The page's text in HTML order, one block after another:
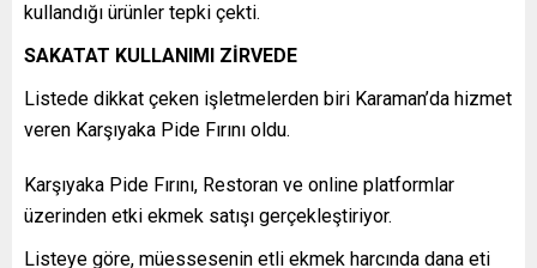
kullandığı ürünler tepki çekti.
SAKATAT KULLANIMI ZİRVEDE
Listede dikkat çeken işletmelerden biri Karaman’da hizmet
veren Karşıyaka Pide Fırını oldu.
Karşıyaka Pide Fırını, Restoran ve online platformlar
üzerinden etki ekmek satışı gerçekleştiriyor.
Listeye göre, müessesenin etli ekmek harcında dana eti